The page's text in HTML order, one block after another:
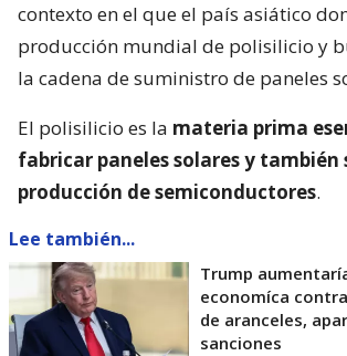
contexto en el que el país asiático
producción mundial de polisilicio y
la cadena de suministro de paneles
El polisilicio es la materia prima
fabricar paneles solares y también
producción de semiconductores.
Lee también...
Trump
economíca
de aranceles,
sanciones